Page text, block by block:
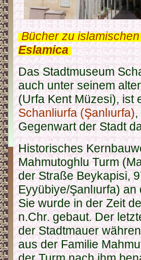
.Bücher zu
Eslamica.
Das Stadtmuseum
auch unter seinem
(Urfa Kent Müzesi), ist
Schanliurfa (Şanlıurfa),
Gegenwart der Stadt
Historisches
Mahmutoghlu Turm
der Straße Beykapisi,
Eyyübiye/Şanlıurfa)
Sie wurde in der Zeit
n.Chr. gebaut. Der
der Stadtmauer
aus der Familie